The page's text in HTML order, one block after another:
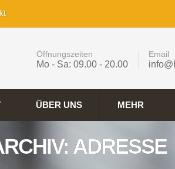
Öffnungszeiten
Mo - Sa: 09.00 - 20.00
Email
ÜBER UNS MEHR
ADRESSE